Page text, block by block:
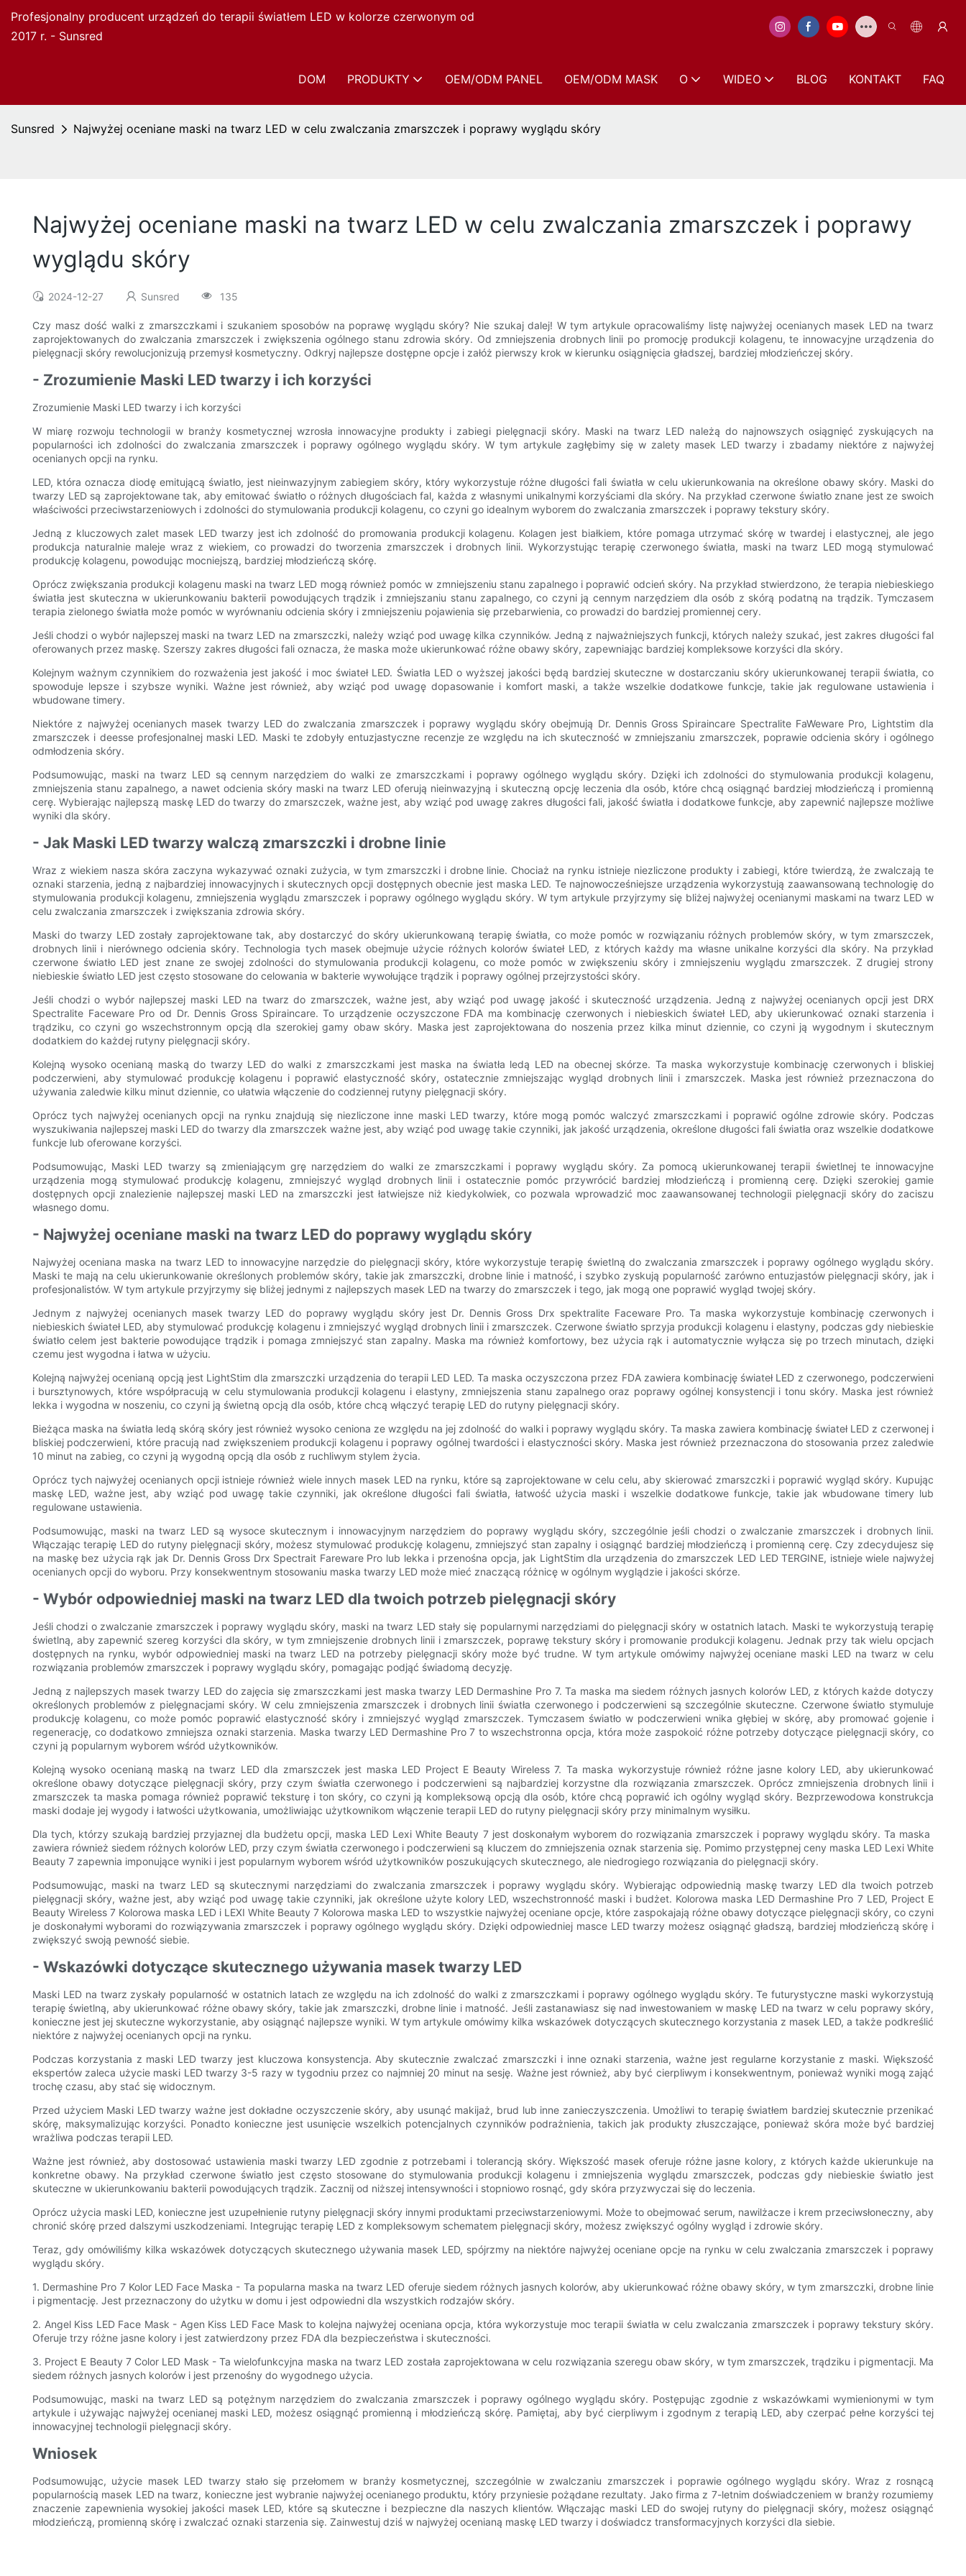
Profesjonalny producent urządzeń do terapii światłem LED w kolorze czerwonym od
2017 r. - Sunsred
DOM PRODUKTY OEM/ODM PANEL OEM/ODM MASK O WIDEO BLOG KONTAKT FAQ
Sunsred Najwyżej oceniane maski na twarz LED w celu zwalczania zmarszczek i poprawy wyglądu skóry
Najwyżej oceniane maski na twarz LED w celu zwalczania zmarszczek i poprawy
wyglądu skóry
2024-12-27 Sunsred 135
Czy masz dość walki z zmarszczkami i szukaniem sposobów na poprawę wyglądu skóry? Nie szukaj dalej! W tym artykule opracowaliśmy listę najwyżej ocenianych masek LED na twarz
zaprojektowanych do zwalczania zmarszczek i zwiększenia ogólnego stanu zdrowia skóry. Od zmniejszenia drobnych linii po promocję produkcji kolagenu, te innowacyjne urządzenia do
pielęgnacji skóry rewolucjonizują przemysł kosmetyczny. Odkryj najlepsze dostępne opcje i załóż pierwszy krok w kierunku osiągnięcia gładszej, bardziej młodzieńczej skóry.
- Zrozumienie Maski LED twarzy i ich korzyści
Zrozumienie Maski LED twarzy i ich korzyści
W miarę rozwoju technologii w branży kosmetycznej wzrosła innowacyjne produkty i zabiegi pielęgnacji skóry. Maski na twarz LED należą do najnowszych osiągnięć zyskujących na
popularności ich zdolności do zwalczania zmarszczek i poprawy ogólnego wyglądu skóry. W tym artykule zagłębimy się w zalety masek LED twarzy i zbadamy niektóre z najwyżej
ocenianych opcji na rynku.
LED, która oznacza diodę emitującą światło, jest nieinwazyjnym zabiegiem skóry, który wykorzystuje różne długości fali światła w celu ukierunkowania na określone obawy skóry. Maski do
twarzy LED są zaprojektowane tak, aby emitować światło o różnych długościach fal, każda z własnymi unikalnymi korzyściami dla skóry. Na przykład czerwone światło znane jest ze swoich
właściwości przeciwstarzeniowych i zdolności do stymulowania produkcji kolagenu, co czyni go idealnym wyborem do zwalczania zmarszczek i poprawy tekstury skóry.
Jedną z kluczowych zalet masek LED twarzy jest ich zdolność do promowania produkcji kolagenu. Kolagen jest białkiem, które pomaga utrzymać skórę w twardej i elastycznej, ale jego
produkcja naturalnie maleje wraz z wiekiem, co prowadzi do tworzenia zmarszczek i drobnych linii. Wykorzystując terapię czerwonego światła, maski na twarz LED mogą stymulować
produkcję kolagenu, powodując mocniejszą, bardziej młodzieńczą skórę.
Oprócz zwiększania produkcji kolagenu maski na twarz LED mogą również pomóc w zmniejszeniu stanu zapalnego i poprawić odcień skóry. Na przykład stwierdzono, że terapia niebieskiego
światła jest skuteczna w ukierunkowaniu bakterii powodujących trądzik i zmniejszaniu stanu zapalnego, co czyni ją cennym narzędziem dla osób z skórą podatną na trądzik. Tymczasem
terapia zielonego światła może pomóc w wyrównaniu odcienia skóry i zmniejszeniu pojawienia się przebarwienia, co prowadzi do bardziej promiennej cery.
Jeśli chodzi o wybór najlepszej maski na twarz LED na zmarszczki, należy wziąć pod uwagę kilka czynników. Jedną z najważniejszych funkcji, których należy szukać, jest zakres długości fal
oferowanych przez maskę. Szerszy zakres długości fali oznacza, że ​​maska ​​może ukierunkować różne obawy skóry, zapewniając bardziej kompleksowe korzyści dla skóry.
Kolejnym ważnym czynnikiem do rozważenia jest jakość i moc świateł LED. Światła LED o wyższej jakości będą bardziej skuteczne w dostarczaniu skóry ukierunkowanej terapii światła, co
spowoduje lepsze i szybsze wyniki. Ważne jest również, aby wziąć pod uwagę dopasowanie i komfort maski, a także wszelkie dodatkowe funkcje, takie jak regulowane ustawienia i
wbudowane timery.
Niektóre z najwyżej ocenianych masek twarzy LED do zwalczania zmarszczek i poprawy wyglądu skóry obejmują Dr. Dennis Gross Spiraincare Spectralite FaWeware Pro, Lightstim dla
zmarszczek i deesse profesjonalnej maski LED. Maski te zdobyły entuzjastyczne recenzje ze względu na ich skuteczność w zmniejszaniu zmarszczek, poprawie odcienia skóry i ogólnego
odmłodzenia skóry.
Podsumowując, maski na twarz LED są cennym narzędziem do walki ze zmarszczkami i poprawy ogólnego wyglądu skóry. Dzięki ich zdolności do stymulowania produkcji kolagenu,
zmniejszenia stanu zapalnego, a nawet odcienia skóry maski na twarz LED oferują nieinwazyjną i skuteczną opcję leczenia dla osób, które chcą osiągnąć bardziej młodzieńczą i promienną
cerę. Wybierając najlepszą maskę LED do twarzy do zmarszczek, ważne jest, aby wziąć pod uwagę zakres długości fali, jakość światła i dodatkowe funkcje, aby zapewnić najlepsze możliwe
wyniki dla skóry.
- Jak Maski LED twarzy walczą zmarszczki i drobne linie
Wraz z wiekiem nasza skóra zaczyna wykazywać oznaki zużycia, w tym zmarszczki i drobne linie. Chociaż na rynku istnieje niezliczone produkty i zabiegi, które twierdzą, że zwalczają te
oznaki starzenia, jedną z najbardziej innowacyjnych i skutecznych opcji dostępnych obecnie jest maska ​​LED. Te najnowocześniejsze urządzenia wykorzystują zaawansowaną technologię do
stymulowania produkcji kolagenu, zmniejszenia wyglądu zmarszczek i poprawy ogólnego wyglądu skóry. W tym artykule przyjrzymy się bliżej najwyżej ocenianymi maskami na twarz LED w
celu zwalczania zmarszczek i zwiększania zdrowia skóry.
Maski do twarzy LED zostały zaprojektowane tak, aby dostarczyć do skóry ukierunkowaną terapię światła, co może pomóc w rozwiązaniu różnych problemów skóry, w tym zmarszczek,
drobnych linii i nierównego odcienia skóry. Technologia tych masek obejmuje użycie różnych kolorów świateł LED, z których każdy ma własne unikalne korzyści dla skóry. Na przykład
czerwone światło LED jest znane ze swojej zdolności do stymulowania produkcji kolagenu, co może pomóc w zwiększeniu skóry i zmniejszeniu wyglądu zmarszczek. Z drugiej strony
niebieskie światło LED jest często stosowane do celowania w bakterie wywołujące trądzik i poprawy ogólnej przejrzystości skóry.
Jeśli chodzi o wybór najlepszej maski LED na twarz do zmarszczek, ważne jest, aby wziąć pod uwagę jakość i skuteczność urządzenia. Jedną z najwyżej ocenianych opcji jest DRX
Spectralite Faceware Pro od Dr. Dennis Gross Spiraincare. To urządzenie oczyszczone FDA ma kombinację czerwonych i niebieskich świateł LED, aby ukierunkować oznaki starzenia i
trądziku, co czyni go wszechstronnym opcją dla szerokiej gamy obaw skóry. Maska jest zaprojektowana do noszenia przez kilka minut dziennie, co czyni ją wygodnym i skutecznym
dodatkiem do każdej rutyny pielęgnacji skóry.
Kolejną wysoko ocenianą maską do twarzy LED do walki z zmarszczkami jest maska ​​na światła ledą LED na obecnej skórze. Ta maska ​​wykorzystuje kombinację czerwonych i bliskiej
podczerwieni, aby stymulować produkcję kolagenu i poprawić elastyczność skóry, ostatecznie zmniejszając wygląd drobnych linii i zmarszczek. Maska jest również przeznaczona do
używania zaledwie kilku minut dziennie, co ułatwia włączenie do codziennej rutyny pielęgnacji skóry.
Oprócz tych najwyżej ocenianych opcji na rynku znajdują się niezliczone inne maski LED twarzy, które mogą pomóc walczyć zmarszczkami i poprawić ogólne zdrowie skóry. Podczas
wyszukiwania najlepszej maski LED do twarzy dla zmarszczek ważne jest, aby wziąć pod uwagę takie czynniki, jak jakość urządzenia, określone długości fali światła oraz wszelkie dodatkowe
funkcje lub oferowane korzyści.
Podsumowując, Maski LED twarzy są zmieniającym grę narzędziem do walki ze zmarszczkami i poprawy wyglądu skóry. Za pomocą ukierunkowanej terapii świetlnej te innowacyjne
urządzenia mogą stymulować produkcję kolagenu, zmniejszyć wygląd drobnych linii i ostatecznie pomóc przywrócić bardziej młodzieńczą i promienną cerę. Dzięki szerokiej gamie
dostępnych opcji znalezienie najlepszej maski LED na zmarszczki jest łatwiejsze niż kiedykolwiek, co pozwala wprowadzić moc zaawansowanej technologii pielęgnacji skóry do zaciszu
własnego domu.
- Najwyżej oceniane maski na twarz LED do poprawy wyglądu skóry
Najwyżej oceniana maska ​​na twarz LED to innowacyjne narzędzie do pielęgnacji skóry, które wykorzystuje terapię świetlną do zwalczania zmarszczek i poprawy ogólnego wyglądu skóry.
Maski te mają na celu ukierunkowanie określonych problemów skóry, takie jak zmarszczki, drobne linie i matność, i szybko zyskują popularność zarówno entuzjastów pielęgnacji skóry, jak i
profesjonalistów. W tym artykule przyjrzymy się bliżej jednymi z najlepszych masek LED na twarzy do zmarszczek i tego, jak mogą one poprawić wygląd twojej skóry.
Jednym z najwyżej ocenianych masek twarzy LED do poprawy wyglądu skóry jest Dr. Dennis Gross Drx spektralite Faceware Pro. Ta maska ​​wykorzystuje kombinację czerwonych i
niebieskich świateł LED, aby stymulować produkcję kolagenu i zmniejszyć wygląd drobnych linii i zmarszczek. Czerwone światło sprzyja produkcji kolagenu i elastyny, podczas gdy niebieskie
światło celem jest bakterie powodujące trądzik i pomaga zmniejszyć stan zapalny. Maska ma również komfortowy, bez użycia rąk i automatycznie wyłącza się po trzech minutach, dzięki
czemu jest wygodna i łatwa w użyciu.
Kolejną najwyżej ocenianą opcją jest LightStim dla zmarszczki urządzenia do terapii LED LED. Ta maska ​​oczyszczona przez FDA zawiera kombinację świateł LED z czerwonego, podczerwieni
i bursztynowych, które współpracują w celu stymulowania produkcji kolagenu i elastyny, zmniejszenia stanu zapalnego oraz poprawy ogólnej konsystencji i tonu skóry. Maska jest również
lekka i wygodna w noszeniu, co czyni ją świetną opcją dla osób, które chcą włączyć terapię LED do rutyny pielęgnacji skóry.
Bieżąca maska ​​na światła ledą skórą skóry jest również wysoko ceniona ze względu na jej zdolność do walki i poprawy wyglądu skóry. Ta maska ​​zawiera kombinację świateł LED z czerwonej i
bliskiej podczerwieni, które pracują nad zwiększeniem produkcji kolagenu i poprawy ogólnej twardości i elastyczności skóry. Maska jest również przeznaczona do stosowania przez zaledwie
10 minut na zabieg, co czyni ją wygodną opcją dla osób z ruchliwym stylem życia.
Oprócz tych najwyżej ocenianych opcji istnieje również wiele innych masek LED na rynku, które są zaprojektowane w celu celu, aby skierować zmarszczki i poprawić wygląd skóry. Kupując
maskę LED, ważne jest, aby wziąć pod uwagę takie czynniki, jak określone długości fali światła, łatwość użycia maski i wszelkie dodatkowe funkcje, takie jak wbudowane timery lub
regulowane ustawienia.
Podsumowując, maski na twarz LED są wysoce skutecznym i innowacyjnym narzędziem do poprawy wyglądu skóry, szczególnie jeśli chodzi o zwalczanie zmarszczek i drobnych linii.
Włączając terapię LED do rutyny pielęgnacji skóry, możesz stymulować produkcję kolagenu, zmniejszyć stan zapalny i osiągnąć bardziej młodzieńczą i promienną cerę. Czy zdecydujesz się
na maskę bez użycia rąk jak Dr. Dennis Gross Drx Spectrait Fareware Pro lub lekka i przenośna opcja, jak LightStim dla urządzenia do zmarszczek LED LED TERGINE, istnieje wiele najwyżej
ocenianych opcji do wyboru. Przy konsekwentnym stosowaniu maska ​​twarzy LED może mieć znaczącą różnicę w ogólnym wyglądzie i jakości skórze.
- Wybór odpowiedniej maski na twarz LED dla twoich potrzeb pielęgnacji skóry
Jeśli chodzi o zwalczanie zmarszczek i poprawy wyglądu skóry, maski na twarz LED stały się popularnymi narzędziami do pielęgnacji skóry w ostatnich latach. Maski te wykorzystują terapię
świetlną, aby zapewnić szereg korzyści dla skóry, w tym zmniejszenie drobnych linii i zmarszczek, poprawę tekstury skóry i promowanie produkcji kolagenu. Jednak przy tak wielu opcjach
dostępnych na rynku, wybór odpowiedniej maski na twarz LED na potrzeby pielęgnacji skóry może być trudne. W tym artykule omówimy najwyżej oceniane maski LED na twarz w celu
rozwiązania problemów zmarszczek i poprawy wyglądu skóry, pomagając podjąć świadomą decyzję.
Jedną z najlepszych masek twarzy LED do zajęcia się zmarszczkami jest maska ​​twarzy LED Dermashine Pro 7. Ta maska ​​ma siedem różnych jasnych kolorów LED, z których każde dotyczy
określonych problemów z pielęgnacjami skóry. W celu zmniejszenia zmarszczek i drobnych linii światła czerwonego i podczerwieni są szczególnie skuteczne. Czerwone światło stymuluje
produkcję kolagenu, co może pomóc poprawić elastyczność skóry i zmniejszyć wygląd zmarszczek. Tymczasem światło w podczerwieni wnika głębiej w skórę, aby promować gojenie i
regenerację, co dodatkowo zmniejsza oznaki starzenia. Maska twarzy LED Dermashine Pro 7 to wszechstronna opcja, która może zaspokoić różne potrzeby dotyczące pielęgnacji skóry, co
czyni ją popularnym wyborem wśród użytkowników.
Kolejną wysoko ocenianą maską na twarz LED dla zmarszczek jest maska ​​LED Project E Beauty Wireless 7. Ta maska ​​wykorzystuje również różne jasne kolory LED, aby ukierunkować
określone obawy dotyczące pielęgnacji skóry, przy czym światła czerwonego i podczerwieni są najbardziej korzystne dla rozwiązania zmarszczek. Oprócz zmniejszenia drobnych linii i
zmarszczek ta maska ​​pomaga również poprawić teksturę i ton skóry, co czyni ją kompleksową opcją dla osób, które chcą poprawić ich ogólny wygląd skóry. Bezprzewodowa konstrukcja
maski dodaje jej wygody i łatwości użytkowania, umożliwiając użytkownikom włączenie terapii LED do rutyny pielęgnacji skóry przy minimalnym wysiłku.
Dla tych, którzy szukają bardziej przyjaznej dla budżetu opcji, maska ​​LED Lexi White Beauty 7 jest doskonałym wyborem do rozwiązania zmarszczek i poprawy wyglądu skóry. Ta maska ​​
zawiera również siedem różnych kolorów LED, przy czym światła czerwonego i podczerwieni są kluczem do zmniejszenia oznak starzenia się. Pomimo przystępnej ceny maska ​​LED Lexi White
Beauty 7 zapewnia imponujące wyniki i jest popularnym wyborem wśród użytkowników poszukujących skutecznego, ale niedrogiego rozwiązania do pielęgnacji skóry.
Podsumowując, maski na twarz LED są skutecznymi narzędziami do zwalczania zmarszczek i poprawy wyglądu skóry. Wybierając odpowiednią maskę twarzy LED dla twoich potrzeb
pielęgnacji skóry, ważne jest, aby wziąć pod uwagę takie czynniki, jak określone użyte kolory LED, wszechstronność maski i budżet. Kolorowa maska ​​LED Dermashine Pro 7 LED, Project E
Beauty Wireless 7 Kolorowa maska ​​LED i LEXI White Beauty 7 Kolorowa maska ​​LED to wszystkie najwyżej oceniane opcje, które zaspokajają różne obawy dotyczące pielęgnacji skóry, co czyni
je doskonałymi wyborami do rozwiązywania zmarszczek i poprawy ogólnego wyglądu skóry. Dzięki odpowiedniej masce LED twarzy możesz osiągnąć gładszą, bardziej młodzieńczą skórę i
zwiększyć swoją pewność siebie.
- Wskazówki dotyczące skutecznego używania masek twarzy LED
Maski LED na twarz zyskały popularność w ostatnich latach ze względu na ich zdolność do walki z zmarszczkami i poprawy ogólnego wyglądu skóry. Te futurystyczne maski wykorzystują
terapię świetlną, aby ukierunkować różne obawy skóry, takie jak zmarszczki, drobne linie i matność. Jeśli zastanawiasz się nad inwestowaniem w maskę LED na twarz w celu poprawy skóry,
konieczne jest jej skuteczne wykorzystanie, aby osiągnąć najlepsze wyniki. W tym artykule omówimy kilka wskazówek dotyczących skutecznego korzystania z masek LED, a także podkreślić
niektóre z najwyżej ocenianych opcji na rynku.
Podczas korzystania z maski LED twarzy jest kluczowa konsystencja. Aby skutecznie zwalczać zmarszczki i inne oznaki starzenia, ważne jest regularne korzystanie z maski. Większość
ekspertów zaleca użycie maski LED twarzy 3-5 razy w tygodniu przez co najmniej 20 minut na sesję. Ważne jest również, aby być cierpliwym i konsekwentnym, ponieważ wyniki mogą zająć
trochę czasu, aby stać się widocznym.
Przed użyciem Maski LED twarzy ważne jest dokładne oczyszczenie skóry, aby usunąć makijaż, brud lub inne zanieczyszczenia. Umożliwi to terapię światłem bardziej skutecznie przenikać
skórę, maksymalizując korzyści. Ponadto konieczne jest usunięcie wszelkich potencjalnych czynników podrażnienia, takich jak produkty złuszczające, ponieważ skóra może być bardziej
wrażliwa podczas terapii LED.
Ważne jest również, aby dostosować ustawienia maski twarzy LED zgodnie z potrzebami i tolerancją skóry. Większość masek oferuje różne jasne kolory, z których każde ukierunkuje na
konkretne obawy. Na przykład czerwone światło jest często stosowane do stymulowania produkcji kolagenu i zmniejszenia wyglądu zmarszczek, podczas gdy niebieskie światło jest
skuteczne w ukierunkowaniu bakterii powodujących trądzik. Zacznij od niższej intensywności i stopniowo rosnąć, gdy skóra przyzwyczai się do leczenia.
Oprócz użycia maski LED, konieczne jest uzupełnienie rutyny pielęgnacji skóry innymi produktami przeciwstarzeniowymi. Może to obejmować serum, nawilżacze i krem ​​przeciwsłoneczny, aby
chronić skórę przed dalszymi uszkodzeniami. Integrując terapię LED z kompleksowym schematem pielęgnacji skóry, możesz zwiększyć ogólny wygląd i zdrowie skóry.
Teraz, gdy omówiliśmy kilka wskazówek dotyczących skutecznego używania masek LED, spójrzmy na niektóre najwyżej oceniane opcje na rynku w celu zwalczania zmarszczek i poprawy
wyglądu skóry.
1. Dermashine Pro 7 Kolor LED Face Maska - Ta popularna maska ​​na twarz LED oferuje siedem różnych jasnych kolorów, aby ukierunkować różne obawy skóry, w tym zmarszczki, drobne linie
i pigmentację. Jest przeznaczony do użytku w domu i jest odpowiedni dla wszystkich rodzajów skóry.
2. Angel Kiss LED Face Mask - Agen Kiss LED Face Mask to kolejna najwyżej oceniana opcja, która wykorzystuje moc terapii światła w celu zwalczania zmarszczek i poprawy tekstury skóry.
Oferuje trzy różne jasne kolory i jest zatwierdzony przez FDA dla bezpieczeństwa i skuteczności.
3. Project E Beauty 7 Color LED Mask - Ta wielofunkcyjna maska ​​na twarz LED została zaprojektowana w celu rozwiązania szeregu obaw skóry, w tym zmarszczek, trądziku i pigmentacji. Ma
siedem różnych jasnych kolorów i jest przenośny do wygodnego użycia.
Podsumowując, maski na twarz LED są potężnym narzędziem do zwalczania zmarszczek i poprawy ogólnego wyglądu skóry. Postępując zgodnie z wskazówkami wymienionymi w tym
artykule i używając najwyżej ocenianej maski LED, możesz osiągnąć promienną i młodzieńczą skórę. Pamiętaj, aby być cierpliwym i zgodnym z terapią LED, aby czerpać pełne korzyści tej
innowacyjnej technologii pielęgnacji skóry.
Wniosek
Podsumowując, użycie masek LED twarzy stało się przełomem w branży kosmetycznej, szczególnie w zwalczaniu zmarszczek i poprawie ogólnego wyglądu skóry. Wraz z rosnącą
popularnością masek LED na twarz, konieczne jest wybranie najwyżej ocenianego produktu, który przyniesie pożądane rezultaty. Jako firma z 7-letnim doświadczeniem w branży rozumiemy
znaczenie zapewnienia wysokiej jakości masek LED, które są skuteczne i bezpieczne dla naszych klientów. Włączając maski LED do swojej rutyny do pielęgnacji skóry, możesz osiągnąć
młodzieńczą, promienną skórę i zwalczać oznaki starzenia się. Zainwestuj dziś w najwyżej ocenianą maskę LED twarzy i doświadcz transformacyjnych korzyści dla siebie.